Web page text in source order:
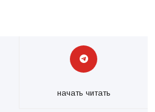
начать читать